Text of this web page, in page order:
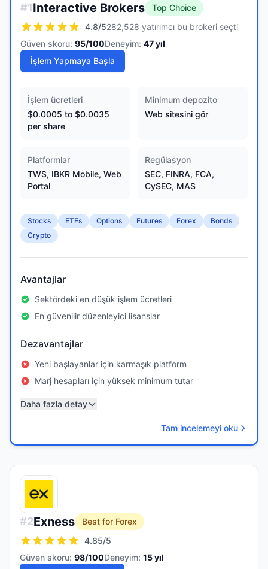
#1Interactive Brokers
Top Choice
4.8/5282,528 yatırımcı bu brokeri seçti
Güven skoru: 95/100Deneyim: 47yıl
İşlem Yapmaya Başla
İşlem ücretleri
$0.0005 to $0.0035
per share
Minimum depozito
Web sitesini gör
Platformlar
TWS, IBKR Mobile, Web
Portal
Regülasyon
SEC, FINRA, FCA,
CySEC, MAS
Stocks ETFs Options Futures Forex
Bonds
Crypto
Avantajlar
Sektördeki en düşük işlem ücretleri
En güvenilir düzenleyici lisanslar
Dezavantajlar
Yeni başlayanlar için karmaşık platform
Marj hesapları için yüksek minimum tutar
Daha fazla detay
Tam incelemeyi oku
#2Exness
Best for Forex
4.85/5
Güven skoru: 98/100Deneyim: 15yıl